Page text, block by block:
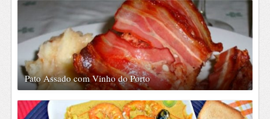
Pato Assado com Vinho do Porto